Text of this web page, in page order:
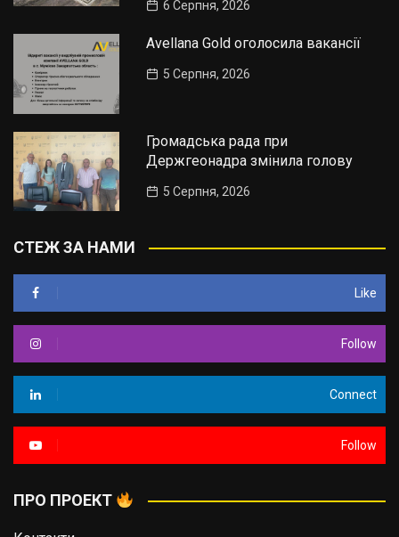
6 Серпня, 2026
Avellana Gold оголосила вакансії
5 Серпня, 2026
Громадська рада при
Держгеонадра змінила голову
5 Серпня, 2026
СТЕЖ ЗА НАМИ
Like
Follow
Connect
Follow
ПРО ПРОЕКТ